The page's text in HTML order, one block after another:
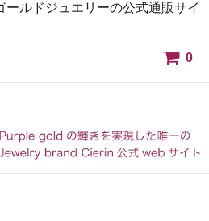
ルドジュエリーの公式通販サイ
0